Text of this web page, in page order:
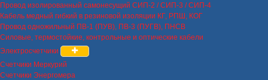
Провод изолированный самонесущий СИП-2 / СИП-3 / СИП-4
Кабель медный гибкий в резиновой изоляции КГ, РПШ, КОГ
Провод одножильный ПВ-1 (ПУВ), ПВ-3 (ПУГВ), ПНСВ
Силовые, термостойкие, контрольные и оптические кабели
Электросчетчики
Счетчики Меркурий
Счетчики Энергомера